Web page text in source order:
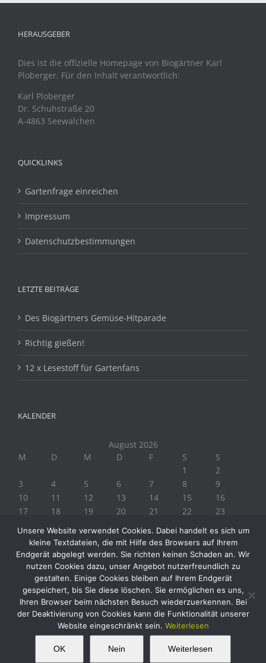
HERAUSGEBER
Dies ist die offizielle Homepage von Biogärtner Karl
Ploberger. Für den Inhalt verantwortlich:
Karl Ploberger
Dr. Schuhstraße 20
A-4863 Seewalchen
QUICKLINKS
Gartenfrage einreichen
Impressum
Datenschutzbestimmungen
LETZTE BEITRÄGE
Des Biogärtners Gemüse-Hitparade
Richtig gießen!
12 x Lesestoff für Gartenfans
KALENDER
August 2026
M
D M D F S
S
1
2
3
4 5 6 7 8
9
10
11 12 13 14 15
16
17
18 19 20 21 22
23
« Juli
Copyright 2019 Biogärtner Ploberger | Alle Rechte vorbehalten
FacebookInstagram
TwitterYouTube
This website uses cookies and third party
Unsere Website verwendet Cookies. Dabei handelt es sich um
kleine Textdateien, die mit Hilfe des Browsers auf Ihrem
Endgerät abgelegt werden. Sie richten keinen Schaden an. Wir
nutzen Cookies dazu, unser Angebot nutzerfreundlich zu
gestalten. Einige Cookies bleiben auf Ihrem Endgerät
gespeichert, bis Sie diese löschen. Sie ermöglichen es uns,
Ihren Browser beim nächsten Besuch wiederzuerkennen. Bei
der Deaktivierung von Cookies kann die Funktionalität unserer
Website eingeschränkt sein. Weiterlesen
OK Nein Weiterlesen